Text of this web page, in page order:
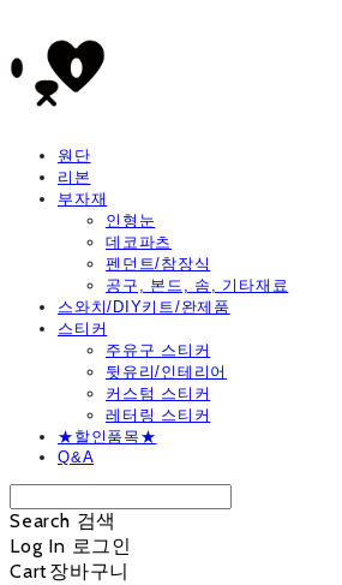
원단
리본
부자재
인형눈
데코파츠
펜던트/참장식
공구, 본드, 솜, 기타재료
스와치/DIY키트/완제품
스티커
주유구 스티커
뒷유리/인테리어
커스텀 스티커
레터링 스티커
★할인품목★
Q&A
Search 검색
Log In 로그인
Cart장바구니